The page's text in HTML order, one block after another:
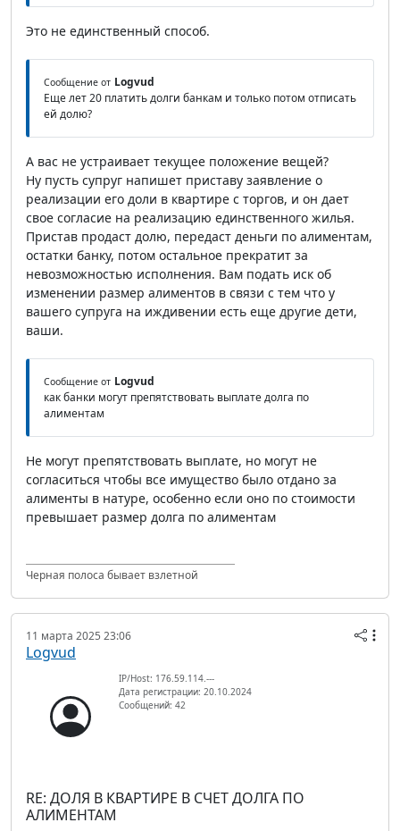
Это не единственный способ.
Сообщение от Logvud
Еще лет 20 платить долги банкам и только потом отписать
ей долю?
А вас не устраивает текущее положение вещей?
Ну пусть супруг напишет приставу заявление о
реализации его доли в квартире с торгов, и он дает
свое согласие на реализацию единственного жилья.
Пристав продаст долю, передаст деньги по алиментам,
остатки банку, потом остальное прекратит за
невозможностью исполнения. Вам подать иск об
изменении размер алиментов в связи с тем что у
вашего супруга на иждивении есть еще другие дети,
ваши.
Сообщение от Logvud
как банки могут препятствовать выплате долга по
алиментам
Не могут препятствовать выплате, но могут не
согласиться чтобы все имущество было отдано за
алименты в натуре, особенно если оно по стоимости
превышает размер долга по алиментам
Черная полоса бывает взлетной
11 марта 2025 23:06
Logvud
IP/Host: 176.59.114.---
Дата регистрации: 20.10.2024
Сообщений: 42
RE: ДОЛЯ В КВАРТИРЕ В СЧЕТ ДОЛГА ПО
АЛИМЕНТАМ